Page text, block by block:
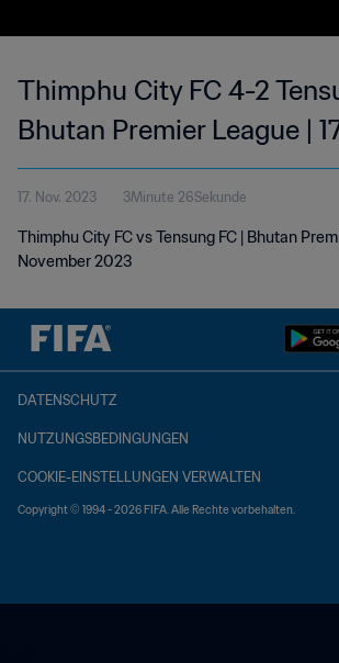
Thimphu City FC 4-2
Bhutan Premier League |
2023
17. Nov. 2023 3Minute 26Sekunde
Thimphu City FC vs Tensung FC | Bhutan
November 2023
DATENSCHUTZ
NUTZUNGSBEDINGUNGEN
COOKIE-EINSTELLUNGEN VERWALTEN
Copyright © 1994 - 2026 FIFA. Alle Rechte vorbehalten.